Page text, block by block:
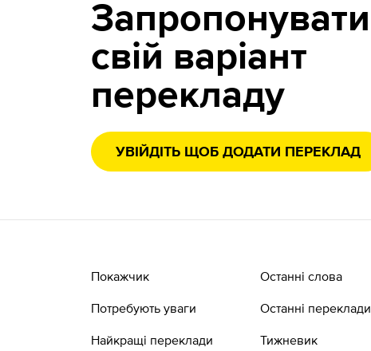
Запропонувати
свій варіант
перекладу
УВІЙДІТЬ ЩОБ ДОДАТИ ПЕРЕКЛАД
Покажчик
Потребують уваги
Найкращі переклади
Останні слова
Останні переклади
Тижневик